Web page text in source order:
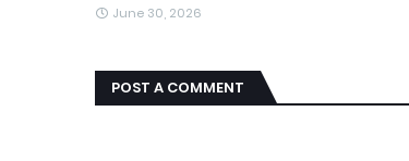
June 30, 2026
POST A COMMENT